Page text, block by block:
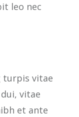
leo nec
turpis vitae
vitae
et ante